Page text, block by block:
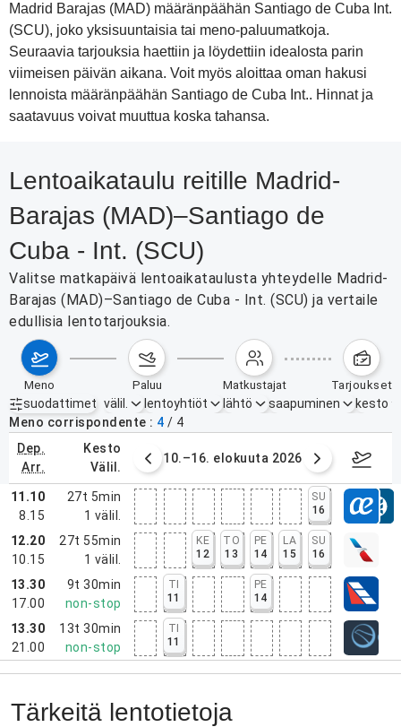
Madrid Barajas (MAD) määränpäähän Santiago de Cuba Int.
(SCU), joko yksisuuntaisia tai meno-paluumatkoja.
Seuraavia tarjouksia haettiin ja löydettiin idealosta parin
viimeisen päivän aikana. Voit myös aloittaa oman hakusi
lennoista määränpäähän Santiago de Cuba Int.. Hinnat ja
saatavuus voivat muuttua koska tahansa.
Lentoaikataulu reitille Madrid-
Barajas (MAD)–Santiago de
Cuba - Int. (SCU)
Valitse matkapäivä lentoaikataulusta yhteydelle Madrid-
Barajas (MAD)–Santiago de Cuba - Int. (SCU) ja vertaile
edullisia lentotarjouksia.
meno paluu matkustajat tarjoukset
suodattimet
Aktiiviset suodattimet ei mitään
välil. lentoyhtiöt lähtö saapuminen
kesto
Meno corrispondente
4 / 4
dep.
arr.
kesto
välil.
elokuuta 2026 10.–16. elokuuta 2026
11.10
8.15
27t 5min
1 välil.
SU
16
12.20
10.15
27t 55min
1 välil.
KE
12
TO
13
PE
14
LA
15
SU
16
13.30
17.00
9t 30min
non-stop
TI
11
PE
14
13.30
21.00
13t 30min
non-stop
TI
11
Tärkeitä lentotietoja